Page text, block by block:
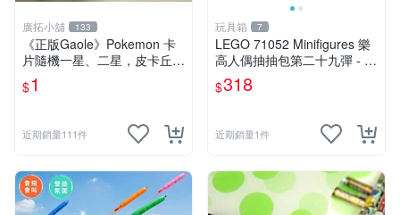
廣拓小舖 133
《正版Gaole》Pokemon 卡
片隨機一星、二星，皮卡丘、
小火龍、秒花種子、傑尼龜
$1
近期銷量111件
玩具箱 7
LEGO 71052 Minifigures 樂
高人偶抽抽包第二十九彈 - 神
秘浪人（Mysterious Ronin）
$318
近期銷量1件